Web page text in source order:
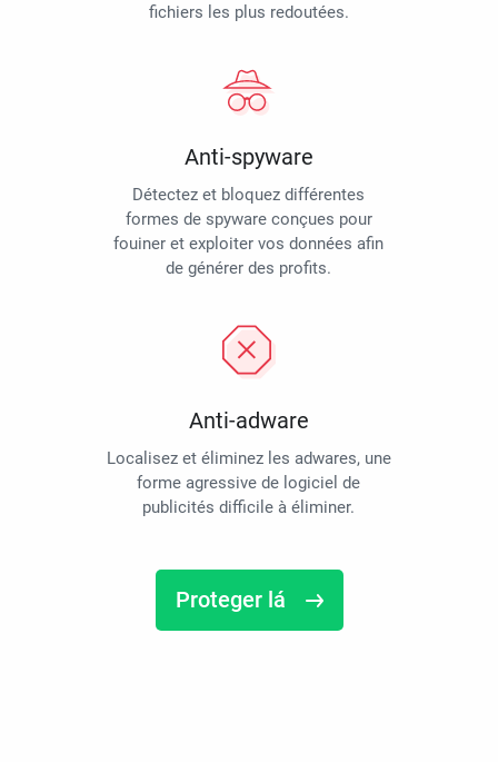
fichiers les plus redoutées.
Anti-spyware
Détectez et bloquez différentes
formes de spyware conçues pour
fouiner et exploiter vos données afin
de générer des profits.
Anti-adware
Localisez et éliminez les adwares, une
forme agressive de logiciel de
publicités difficile à éliminer.
Proteger lá